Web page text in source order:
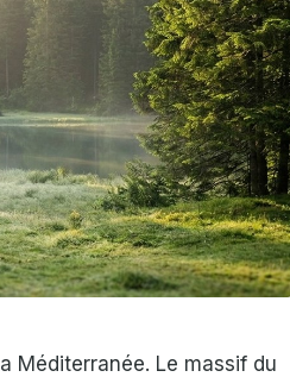
Méditerranée. Le massif du